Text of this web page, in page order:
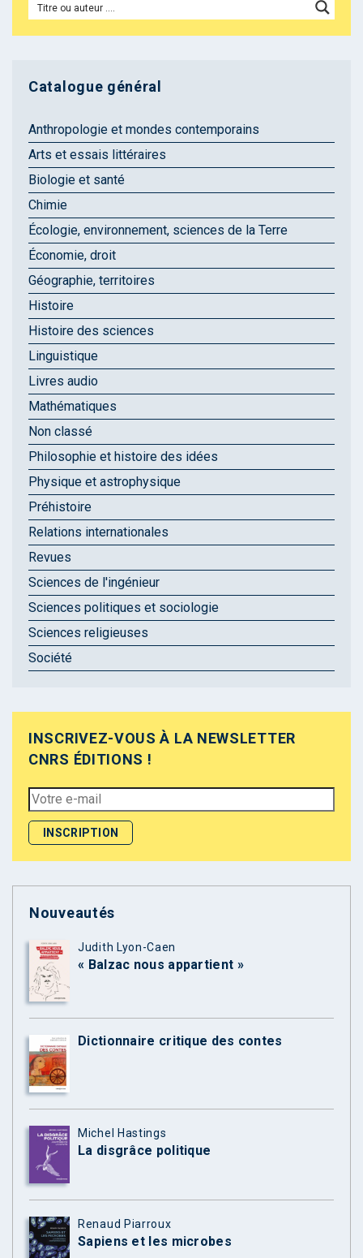
Catalogue général
Anthropologie et mondes contemporains
Arts et essais littéraires
Biologie et santé
Chimie
Écologie, environnement, sciences de la Terre
Économie, droit
Géographie, territoires
Histoire
Histoire des sciences
Linguistique
Livres audio
Mathématiques
Non classé
Philosophie et histoire des idées
Physique et astrophysique
Préhistoire
Relations internationales
Revues
Sciences de l'ingénieur
Sciences politiques et sociologie
Sciences religieuses
Société
INSCRIVEZ-VOUS À LA NEWSLETTER
CNRS ÉDITIONS !
Nouveautés
Judith Lyon-Caen
« Balzac nous appartient »
Dictionnaire critique des contes
Michel Hastings
La disgrâce politique
Renaud Piarroux
Sapiens et les microbes